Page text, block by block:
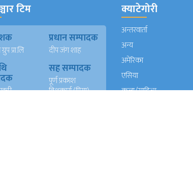
टिम
प्रा.लि
प्रधान सम्पादक
दीप जंग शाह
सह सम्पादक
पूर्ण प्रकाश
विश्वकर्मा (प्रिया)
क्याटेगोरी
अन्तरवार्ता
अन्य
अमेरिका
एसिया
कला/साहित्य